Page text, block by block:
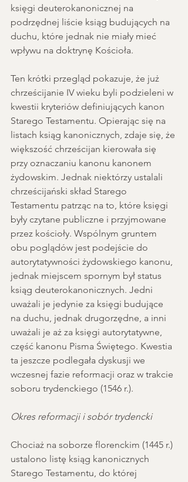
księgi deuterokanonicznej na
podrzędnej liście ksiąg budujących na
duchu, które jednak nie miały mieć
wpływu na doktrynę Kościoła.
Ten krótki przegląd pokazuje, że już
chrześcijanie IV wieku byli podzieleni w
kwestii kryteriów definiujących kanon
Starego Testamentu. Opierając się na
listach ksiąg kanonicznych, zdaje się, że
większość chrześcijan kierowała się
przy oznaczaniu kanonu kanonem
żydowskim. Jednak niektórzy ustalali
chrześcijański skład Starego
Testamentu patrząc na to, które księgi
były czytane publiczne i przyjmowane
przez kościoły. Wspólnym gruntem
obu poglądów jest podejście do
autorytatywności żydowskiego kanonu,
jednak miejscem spornym był status
ksiąg deuterokanonicznych. Jedni
uważali je jedynie za księgi budujące
na duchu, jednak drugorzędne, a inni
uważali je aż za księgi autorytatywne,
część kanonu Pisma Świętego. Kwestia
ta jeszcze podlegała dyskusji we
wczesnej fazie reformacji oraz w trakcie
soboru trydenckiego (1546 r.).
Okres reformacji i sobór trydencki
Chociaż na soborze florenckim (1445 r.)
ustalono listę ksiąg kanonicznych
Starego Testamentu, do której